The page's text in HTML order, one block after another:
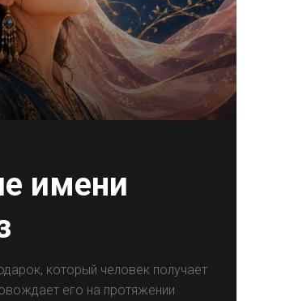
имени
который человек получает
его на протяжении